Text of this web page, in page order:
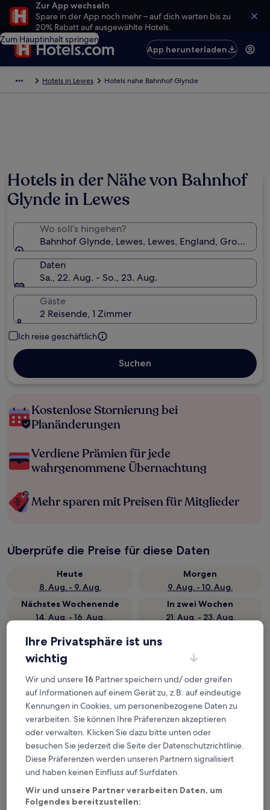
Zur App wechseln
Spare in der App noch mehr – auf dich warten bis zu
20% Rabatt auf ausgewählte Hotels.
Zum Hauptinhalt springen
App herunterladen
Hotels in Lewes Hotels nahe Bahnhof Glynde
Hotels in der Nähe von Bahnhof
Glynde in Lewes
Wo soll’s hingehen?
Bahnhof Glynde, Lewes, Lewes, England,
Daten
Sa., 22. Aug. - So., 23. Aug.
Gäste
2 Reisende, 1 Zimmer
Ich reise geschäftlich
Suchen
Kostenlose Stornierung bei
Planänderungen
Verdiene Prämien für jede
wahrgenommene Übernachtung
Mehr sparen mit Preisen für Mitglieder
Überprüfe die Preise für diese Daten
Heute
8. Aug. - 9. Aug.
Morgen
9. Aug. - 10. Aug.
Nächstes Wochenende
14. Aug. - 16. Aug.
In zwei Wochen
21. Aug. - 23. Aug.
Top 5 Hotels in der Nähe von
Bahnhof Glynde auf einen Blick
1. The Blacksmith's Arms Halland— 3-Sterne-Hotel in 9 km von
Bahnhof Glynde, Lewes entfernt. Gästebewertung: 8,8/10 —
Hervorragend.
2. YHA South Downs - Hostel— 4-Sterne-Hotel in 4 km von
Bahnhof Glynde, Lewes entfernt. Gästebewertung: 8,4/10 —
Sehr gut.
3. The Alfriston— 4-Sterne-Hotel in 8,5 km von Bahnhof
Glynde, Lewes entfernt. Gästebewertung: 8,6/10 —
Hervorragend.
4. East Sussex National— 4-Sterne-Hotel in 9,4 km von Bahnhof
Glynde, Lewes entfernt. Gästebewertung: 9,0/10 —
Ihre Privatsphäre ist uns
wichtig
Wir und unsere16 Partner speichern und/ oder greifen
auf Informationen auf einem Gerät zu, z.B. auf eindeutige
Kennungen in Cookies, um personenbezogene Daten zu
verarbeiten. Sie können Ihre Präferenzen akzeptieren
oder verwalten. Klicken Sie dazu bitte unten oder
besuchen Sie jederzeit die Seite der Datenschutzrichtlinie.
Diese Präferenzen werden unseren Partnern signalisiert
und haben keinen Einfluss auf Surfdaten.
Wir und unsere Partner verarbeiten Daten, um
Folgendes bereitzustellen: